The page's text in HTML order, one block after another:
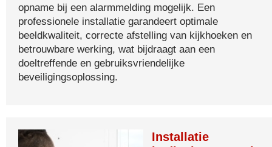
opname bij een alarmmelding mogelijk. Een
professionele installatie garandeert optimale
beeldkwaliteit, correcte afstelling van kijkhoeken en
betrouwbare werking, wat bijdraagt aan een
doeltreffende en gebruiksvriendelijke
beveiligingsoplossing.
Installatie